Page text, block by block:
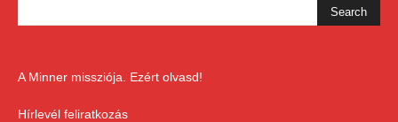
A Minner missziója. Ezért olvasd!
Hírlevél feliratkozás